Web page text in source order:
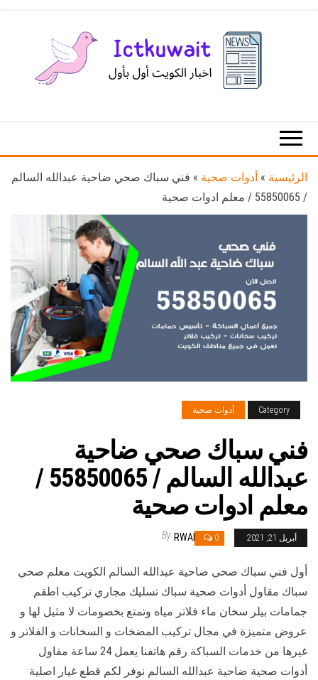
الكويت
الرئيسية » أدوات صحية » فني سباك صحي ضاحية عبدالله السالم
/ 55850065 / معلم ادوات صحية
Category أدوات صحية
فني سباك صحي ضاحية
عبدالله السالم / 55850065 /
معلم ادوات صحية
أبريل 21, 2021 0
By RWAN
أول فني سباك صحي ضاحية عبدالله السالم الكويت معلم صحي
سباك مقاول أدوات صحية سباك تسليك مجاري تركيب اطقم
جمامات بيلر سخان ماء فلاتر مياه وتمتع بخصومات لا مثيل لها و
عروض متميزة في مجال تركيب المضخات و السخانات و الفلاتر و
غيرها من خدمات السباكة رقم هاتفنا يعمل 24 ساعة مقاول
أدوات صحية ضاحية عبدالله السالم نوفر لكم قطع غيار اصلية